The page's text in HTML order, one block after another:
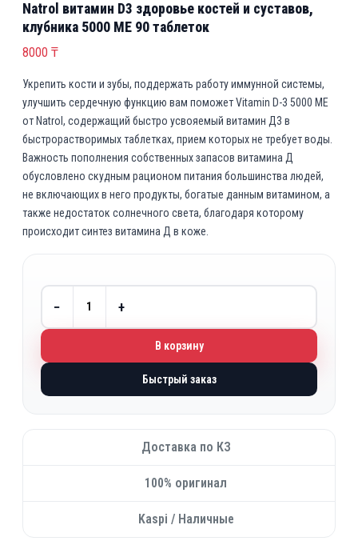
Natrol витамин D3 здоровье костей и суставов,
клубника 5000 МЕ 90 таблеток
8000 ₸
Укрепить кости и зубы, поддержать работу иммунной системы,
улучшить сердечную функцию вам поможет Vitamin D-3 5000 ME
от Natrol, содержащий быстро усвояемый витамин Д3 в
быстрорастворимых таблетках, прием которых не требует воды.
Важность пополнения собственных запасов витамина Д
обусловлено скудным рационом питания большинства людей,
не включающих в него продукты, богатые данным витамином, а
также недостаток солнечного света, благодаря которому
происходит синтез витамина Д в коже.
− +
В корзину
Быстрый заказ
Доставка по КЗ
100% оригинал
Kaspi / Наличные